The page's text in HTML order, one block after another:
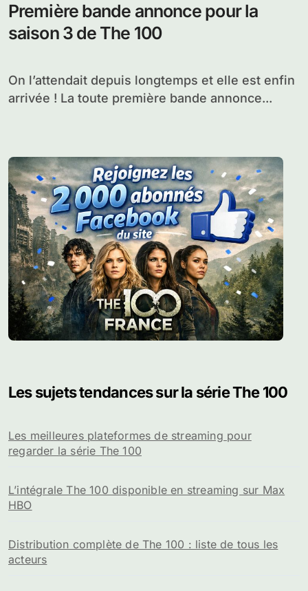
Première bande annonce pour la
saison 3 de The 100
On l’attendait depuis longtemps et elle est enfin
arrivée ! La toute première bande annonce...
Les sujets tendances sur la série The 100
Les meilleures plateformes de streaming pour
regarder la série The 100
L’intégrale The 100 disponible en streaming sur Max
HBO
Distribution complète de The 100 : liste de tous les
acteurs